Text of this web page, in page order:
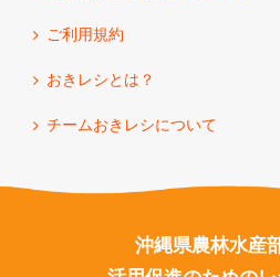
ご利用規約
おきレシとは？
チームおきレシについて
沖縄県農林水産